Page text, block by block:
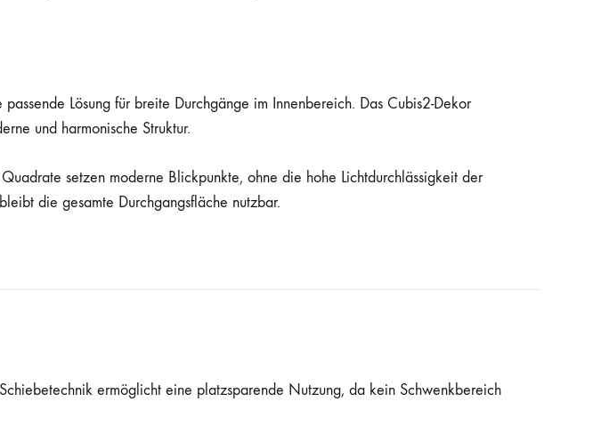
passende Lösung für breite Durchgänge im Innenbereich. Das Cubis2-Dekor
und harmonische Struktur.
setzen moderne Blickpunkte, ohne die hohe Lichtdurchlässigkeit der
die gesamte Durchgangsfläche nutzbar.
ermöglicht eine platzsparende Nutzung, da kein Schwenkbereich